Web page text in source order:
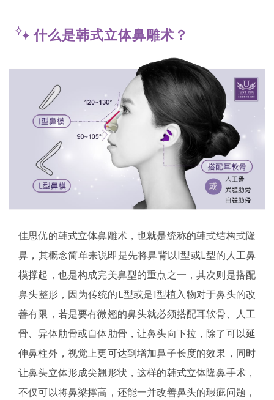
什么是韩式立体鼻雕术？
佳思优的韩式立体鼻雕术，也就是统称的韩式结构式隆
鼻，其概念简单来说即是先将鼻背以I型或L型的人工鼻
模撑起，也是构成完美鼻型的重点之一，其次则是搭配
鼻头整形，因为传统的L型或是I型植入物对于鼻头的改
善有限，若是要有微翘的鼻头就必须搭配耳软骨、人工
骨、异体肋骨或自体肋骨，让鼻头向下拉，除了可以延
伸鼻柱外，视觉上更可达到增加鼻子长度的效果，同时
让鼻头立体形成尖翘形状，这样的韩式立体隆鼻手术，
不仅可以将鼻梁撑高，还能一并改善鼻头的瑕疵问题，